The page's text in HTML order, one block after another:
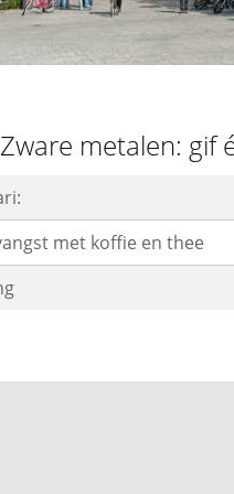
metalen: gif
met koffie en thee